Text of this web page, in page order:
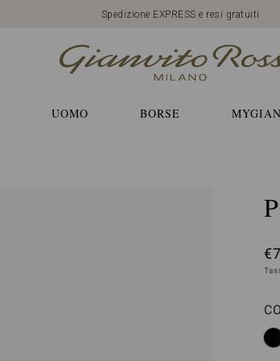
Spedizione EXPRESS e resi gratuiti
UOMO BORSE